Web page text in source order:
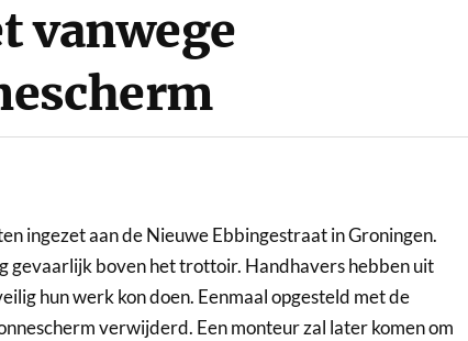
vanwege
ingezet aan de Nieuwe Ebbingestraat in Groningen.
gevaarlijk boven het trottoir. Handhavers hebben uit
hun werk kon doen. Eenmaal opgesteld met de
verwijderd. Een monteur zal later komen om